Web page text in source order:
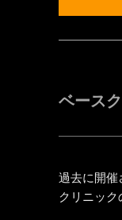
ベース
過去に開催
クリニック